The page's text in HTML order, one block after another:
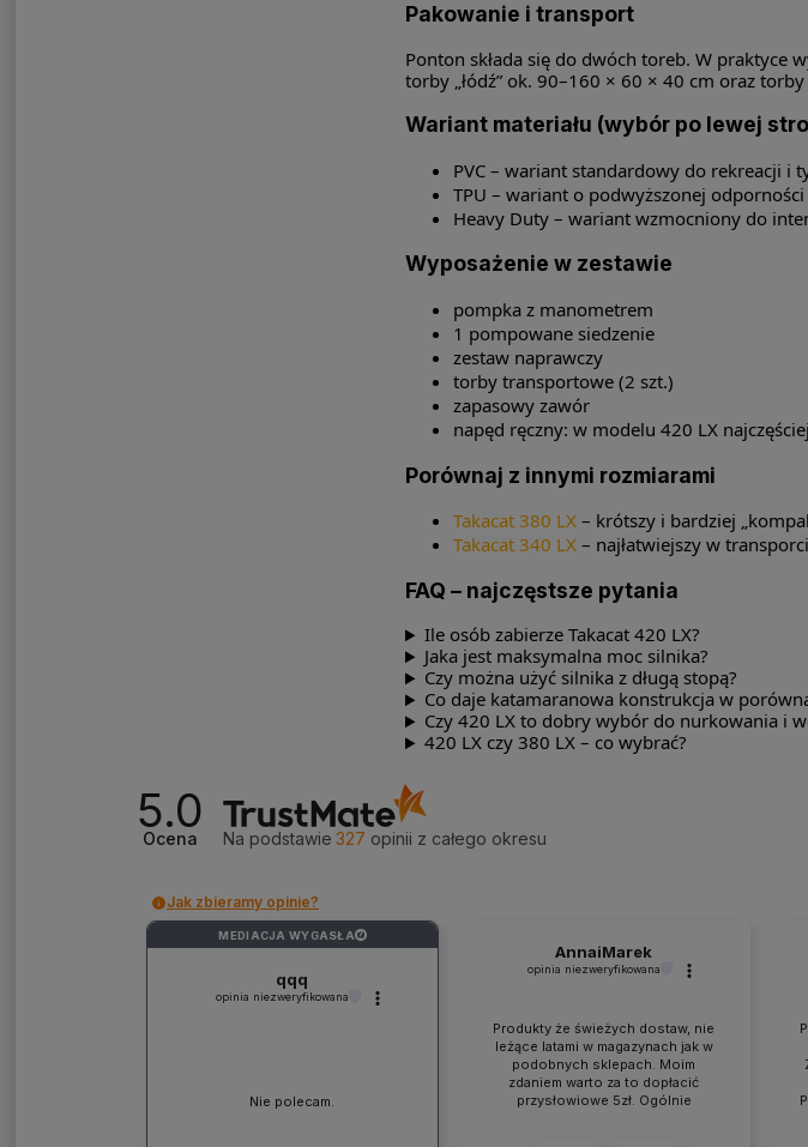
Pakowanie i transport
Ponton składa się do dwóch toreb. W praktyce
torby „łódź” ok. 90–160 × 60 × 40 cm oraz
Wariant materiału (wybór po lewej
PVC – wariant standardowy do rekreacji i
TPU – wariant o podwyższonej
Heavy Duty – wariant wzmocniony do
Wyposażenie w zestawie
pompka z manometrem
1 pompowane siedzenie
zestaw naprawczy
torby transportowe (2 szt.)
zapasowy zawór
napęd ręczny: w modelu 420 LX
Porównaj z innymi rozmiarami
Takacat 380 LX– krótszy i bardziej
Takacat 340 LX– najłatwiejszy w
FAQ – najczęstsze pytania
Ile osób zabierze Takacat 420 LX?
Jaka jest maksymalna moc silnika?
Czy można użyć silnika z długą stopą?
Co daje katamaranowa konstrukcja w
Czy 420 LX to dobry wybór do nurkowania i
420 LX czy 380 LX – co wybrać?
5.0
Ocena Na podstawie 327 opinii z całego okresu
Jak zbieramy opinie?
MEDIACJA WYGASŁA ?
qqq
opinia niezweryfikowana
Nie polecam.
AnnaiMarek
opinia niezweryfikowana
Produkty że świeżych dostaw, nie
leżące latami w magazynach jak w
podobnych sklepach. Moim
zdaniem warto za to dopłacić
przysłowiowe 5zł. Ogólnie